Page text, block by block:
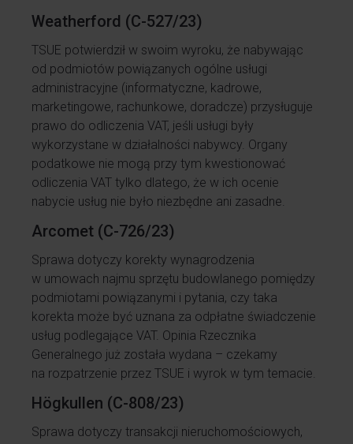
Weatherford (C-527/23)
TSUE potwierdził w swoim wyroku, że nabywając
od podmiotów powiązanych ogólne usługi
administracyjne (informatyczne, kadrowe,
marketingowe, rachunkowe, doradcze) przysługuje
prawo do odliczenia VAT, jeśli usługi były
wykorzystane w działalności nabywcy. Organy
podatkowe nie mogą przy tym kwestionować
odliczenia VAT tylko dlatego, że w ich ocenie
nabycie usług nie było niezbędne ani zasadne.
Arcomet (C-726/23)
Sprawa dotyczy korekty wynagrodzenia
w umowach najmu sprzętu budowlanego pomiędzy
podmiotami powiązanymi i pytania, czy taka
korekta może być uznana za odpłatne świadczenie
usług podlegające VAT. Opinia Rzecznika
Generalnego już została wydana – czekamy
na rozpatrzenie przez TSUE i wyrok w tym temacie.
Högkullen (C-808/23)
Sprawa dotyczy transakcji nieruchomościowych,